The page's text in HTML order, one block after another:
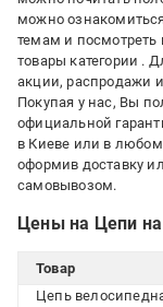
можно
темам и
товары категории .
акции, распродажи
Покупая у нас, Вы
официальной
в Киеве или в любом
оформив доставку
самовывозом.
Цены на Цепи
Товар
Цепь